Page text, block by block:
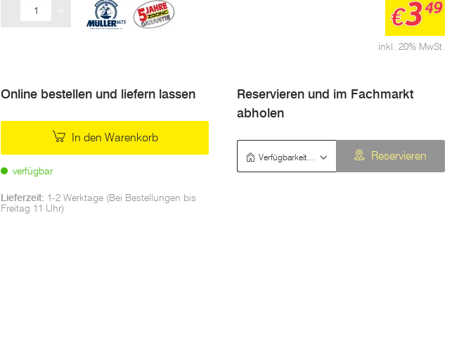
inkl. 20% MwSt.
€349
Online bestellen und liefern lassen
In den Warenkorb
verfügbar
Lieferzeit: 1-2 Werktage (Bei Bestellungen bis
Freitag 11 Uhr)
Reservieren und im Fachmarkt
abholen
Reservieren